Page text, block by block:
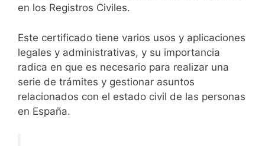
en los Registros Civiles.
Este certificado tiene varios usos y aplicaciones
legales y administrativas, y su importancia
radica en que es necesario para realizar una
serie de trámites y gestionar asuntos
relacionados con el estado civil de las personas
en España.